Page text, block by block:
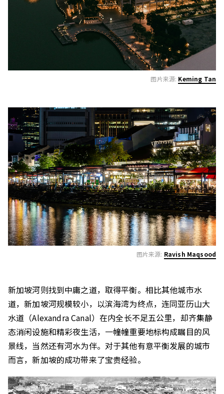
图片来源: Keming Tan
图片来源: Ravish Maqsood
新加坡河则找到中庸之道，取得平衡。相比其他城市水
道，新加坡河规模较小，以滨海湾为终点，连同亚历山大
水道（Alexandra Canal）在内全长不足五公里，却齐集静
态消闲设施和精彩夜生活，一幢幢重要地标构成瞩目的风
景线，当然还有河水为伴。对于其他有意平衡发展的城市
而言，新加坡的成功带来了宝贵经验。